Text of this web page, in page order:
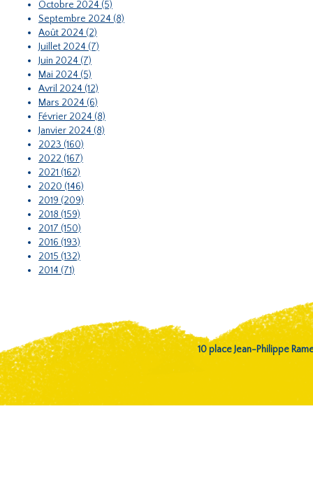
Octobre 2024 (5)
Septembre 2024 (8)
Août 2024 (2)
Juillet 2024 (7)
Juin 2024 (7)
Mai 2024 (5)
Avril 2024 (12)
Mars 2024 (6)
Février 2024 (8)
Janvier 2024 (8)
2023 (160)
2022 (167)
2021 (162)
2020 (146)
2019 (209)
2018 (159)
2017 (150)
2016 (193)
2015 (132)
2014 (71)
10 place Jean-Philippe